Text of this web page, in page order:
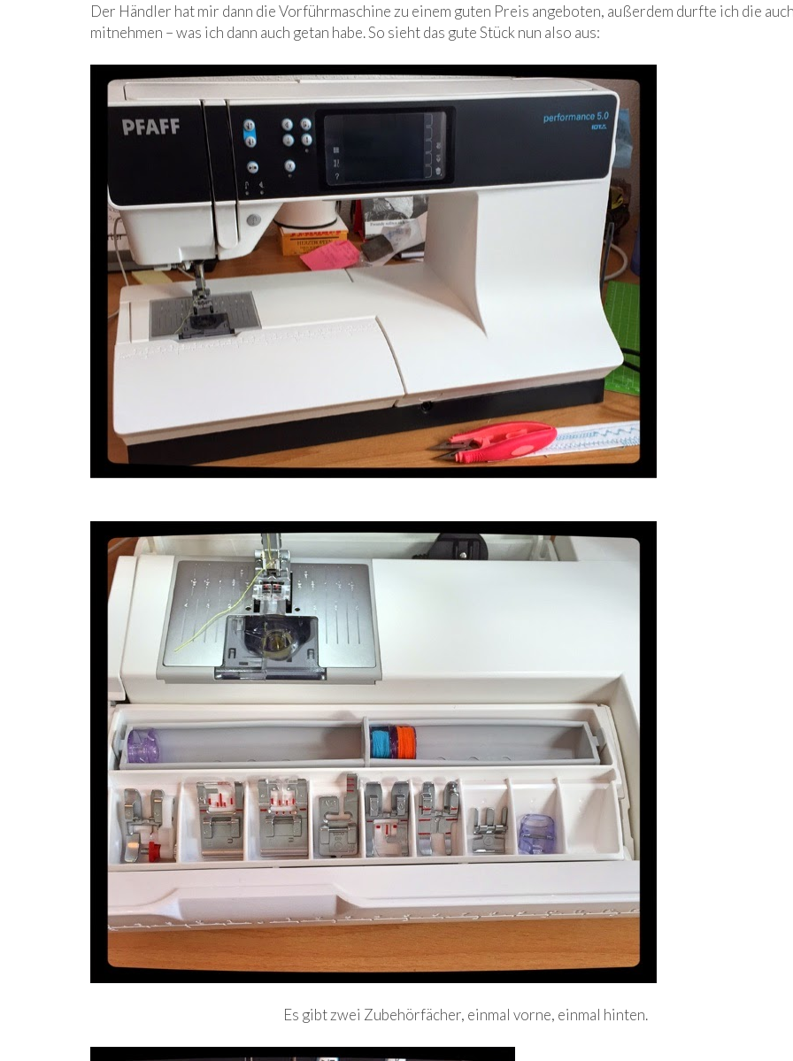
Der Händler hat mir dann die Vorführmaschine zu einem guten Preis angeboten, außerdem durfte ich die
mitnehmen – was ich dann auch getan habe. So sieht das gute Stück nun also aus:
Es gibt zwei Zubehörfächer, einmal vorne, einmal hinten.